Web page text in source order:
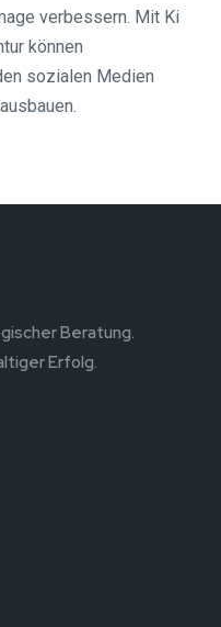
verbessern. Mit Ki
können
sozialen Medien
Beratung.
Erfolg.